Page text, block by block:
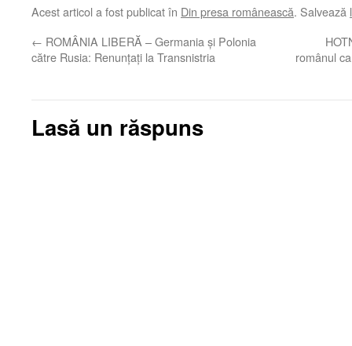
Acest articol a fost publicat în Din presa românească. Salvează
← ROMÂNIA LIBERĂ – Germania şi Polonia
către Rusia: Renunţaţi la Transnistria
românul
Lasă un răspuns